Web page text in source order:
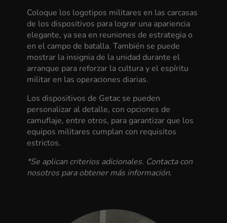
Coloque los logotipos militares en las carcasas
de los dispositivos para lograr una apariencia
elegante, ya sea en reuniones de estrategia o
en el campo de batalla. También se puede
mostrar la insignia de la unidad durante el
arranque para reforzar la cultura y el espíritu
militar en las operaciones diarias.
Los dispositivos de Getac se pueden
personalizar al detalle, con opciones de
camuflaje, entre otros, para garantizar que los
equipos militares cumplan con requisitos
estrictos.
*Se aplican criterios adicionales. Contacta con
nosotros para obtener más información.